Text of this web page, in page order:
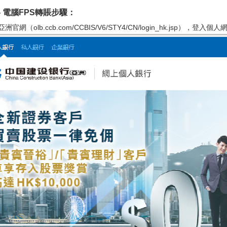
腦FPS轉賬步驟：
洲官網（olb.ccb.com/CCBIS/V6/STY4/CN/login_hk.jsp），登入個人